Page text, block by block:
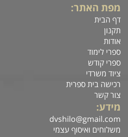
מפת האתר:
דף הבית
תקנון
אודות
ספרי לימוד
ספרי קודש
ציוד משרדי
רכישה בית ספרית
צור קשר
מידע:
dvshilo@gmail.com
משלוחים ואיסוף עצמי